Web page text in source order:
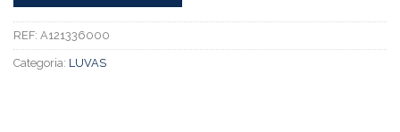
REF: A121336000
Categoria: LUVAS